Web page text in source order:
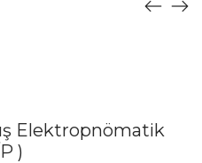
Elektropnömatik
)